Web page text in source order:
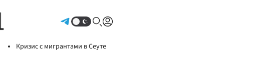
Кризис с мигрантами в Сеуте